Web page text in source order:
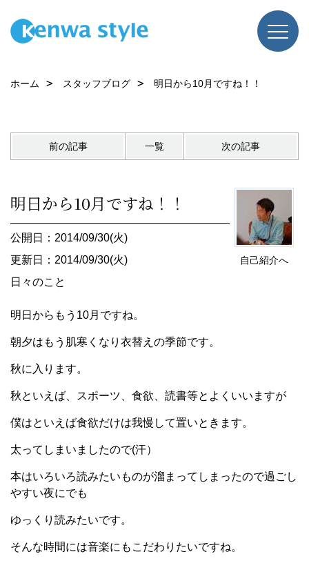
ホーム スタッフブログ 明日から10月ですね！！
前の記事 一覧 次の記事
自己紹介へ
明日から10月ですね！！
公開日：2014/09/30(火)
更新日：2014/09/30(火)
日々のこと
明日からもう10月ですね。
朝夕はもう肌寒くなり衣替えの季節です。
秋に入ります。
秋といえば、スポーツ、食欲、読書等とよくいいますが
僕はといえば食欲だけは我慢して置いときます。
太ってしまいましたので(汗）
本はいろいろ読みたいものが溜まってしまったので過ごし
やすい夜にでも
ゆっくり読みたいです。
そんな時間には音楽にもこだわりたいですね。